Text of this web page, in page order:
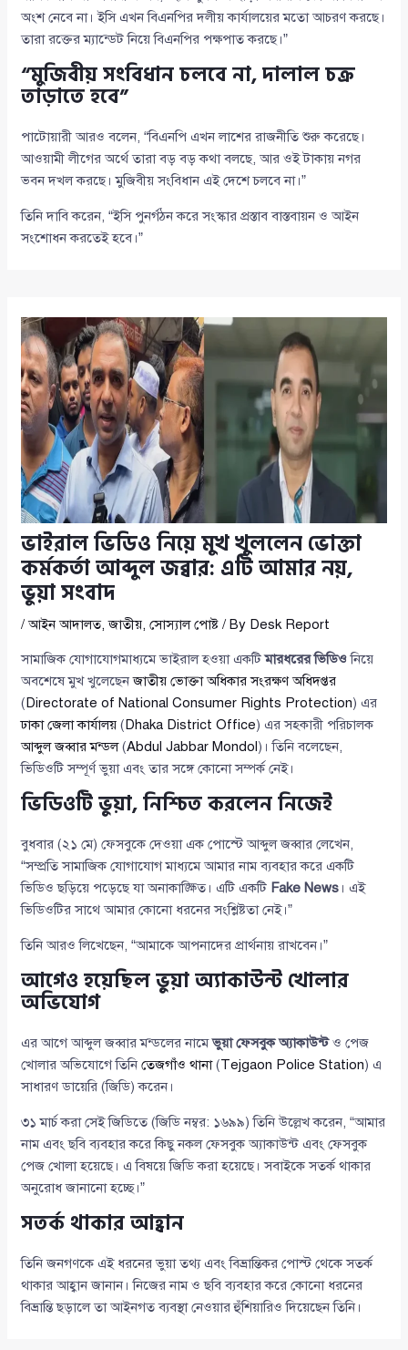
অংশ নেবে না। ইসি এখন বিএনপির দলীয় কার্যালয়ের মতো আচরণ করছে।
তারা রক্তের ম্যান্ডেট নিয়ে বিএনপির পক্ষপাত করছে।”
“মুজিবীয় সংবিধান চলবে না, দালাল চক্র
তাড়াতে হবে”
পাটোয়ারী আরও বলেন, “বিএনপি এখন লাশের রাজনীতি শুরু করেছে।
আওয়ামী লীগের অর্থে তারা বড় বড় কথা বলছে, আর ওই টাকায় নগর
ভবন দখল করছে। মুজিবীয় সংবিধান এই দেশে চলবে না।”
তিনি দাবি করেন, “ইসি পুনর্গঠন করে সংস্কার প্রস্তাব বাস্তবায়ন ও আইন
সংশোধন করতেই হবে।”
ভাইরাল ভিডিও নিয়ে মুখ খুললেন ভোক্তা
কর্মকর্তা আব্দুল জব্বার: এটি আমার নয়,
ভুয়া সংবাদ
/আইন আদালত,জাতীয়,সোস্যাল পোষ্ট / By Desk Report
সামাজিক যোগাযোগমাধ্যমে ভাইরাল হওয়া একটিমারধরের ভিডিওনিয়ে
অবশেষে মুখ খুলেছেনজাতীয় ভোক্তা অধিকার সংরক্ষণ অধিদপ্তর
( Directorate of National Consumer Rights Protection) এর
ঢাকা জেলা কার্যালয় ( Dhaka District Office) এর সহকারী পরিচালক
আব্দুল জব্বার মন্ডল(Abdul Jabbar Mondol )। তিনি বলেছেন,
ভিডিওটি সম্পূর্ণ ভুয়া এবং তার সঙ্গে কোনো সম্পর্ক নেই।
ভিডিওটি ভুয়া, নিশ্চিত করলেন নিজেই
বুধবার (২১ মে) ফেসবুকে দেওয়া এক পোস্টে আব্দুল জব্বার লেখেন,
“সম্প্রতি সামাজিক যোগাযোগ মাধ্যমে আমার নাম ব্যবহার করে একটি
ভিডিও ছড়িয়ে পড়েছে যা অনাকাঙ্ক্ষিত। এটি একটি Fake News । এই
ভিডিওটির সাথে আমার কোনো ধরনের সংশ্লিষ্টতা নেই।”
তিনি আরও লিখেছেন, “আমাকে আপনাদের প্রার্থনায় রাখবেন।”
আগেও হয়েছিল ভুয়া অ্যাকাউন্ট খোলার
অভিযোগ
এর আগে আব্দুল জব্বার মন্ডলের নামেভুয়া ফেসবুক অ্যাকাউন্টও পেজ
খোলার অভিযোগে তিনিতেজগাঁও থানা(Tejgaon Police Station) এ
সাধারণ ডায়েরি (জিডি) করেন।
৩১ মার্চ করা সেই জিডিতে (জিডি নম্বর: ১৬৯৯) তিনি উল্লেখ করেন, “আমার
নাম এবং ছবি ব্যবহার করে কিছু নকল ফেসবুক অ্যাকাউন্ট এবং ফেসবুক
পেজ খোলা হয়েছে। এ বিষয়ে জিডি করা হয়েছে। সবাইকে সতর্ক থাকার
অনুরোধ জানানো হচ্ছে।”
সতর্ক থাকার আহ্বান
তিনি জনগণকে এই ধরনের ভুয়া তথ্য এবং বিভ্রান্তিকর পোস্ট থেকে সতর্ক
থাকার আহ্বান জানান। নিজের নাম ও ছবি ব্যবহার করে কোনো ধরনের
বিভ্রান্তি ছড়ালে তা আইনগত ব্যবস্থা নেওয়ার হুঁশিয়ারিও দিয়েছেন তিনি।